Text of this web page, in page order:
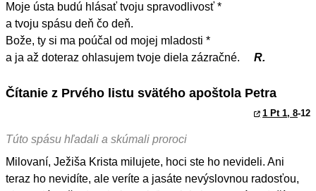
Moje ústa budú hlásať tvoju spravodlivosť *
a tvoju spásu deň čo deň.
Bože, ty si ma poúčal od mojej mladosti *
a ja až doteraz ohlasujem tvoje diela zázračné.
R.
Čítanie z Prvého listu svätého apoštola Petra
1 Pt 1, 8-12
Túto spásu hľadali a skúmali proroci
Milovaní, Ježiša Krista milujete, hoci ste ho nevideli. Ani
teraz ho nevidíte, ale veríte a jasáte nevýslovnou radosťou,